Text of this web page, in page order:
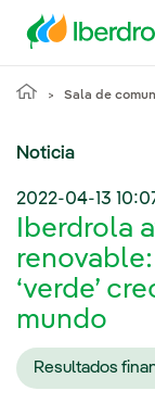
Sala de
Noticia
2022-04-13
Iberdrola
‘verde’
mundo
Resultados